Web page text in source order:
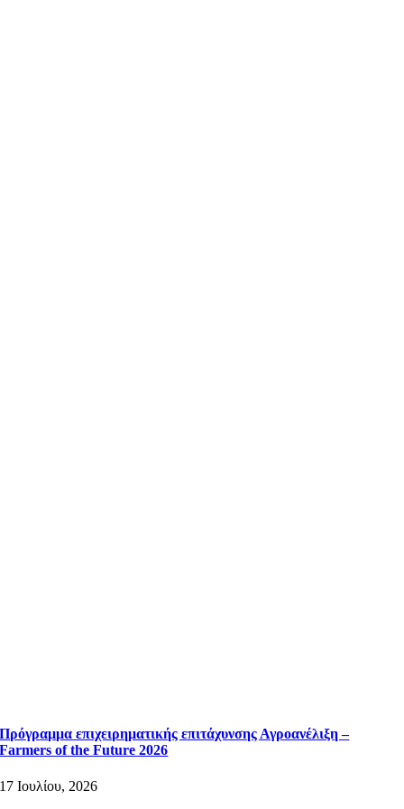
Πρόγραμμα επιχειρηματικής επιτάχυνσης Αγροανέλιξη –
Farmers of the Future 2026
17 Ιουλίου, 2026